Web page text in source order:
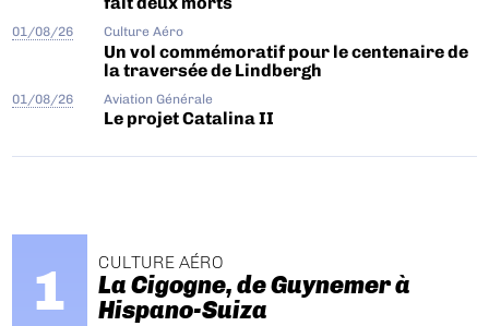
01/08/26 Culture Aéro
Un vol commémoratif pour le centenaire de
la traversée de Lindbergh
01/08/26 Aviation Générale
Le projet Catalina II
CULTURE AÉRO
La Cigogne, de Guynemer à
Hispano-Suiza